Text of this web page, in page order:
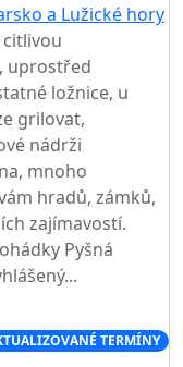
a Lužické hory
uprostřed
ložnice, u
grilovat,
nádrži
mnoho
hradů, zámků,
zajímavostí.
Pyšná
TERMÍNY